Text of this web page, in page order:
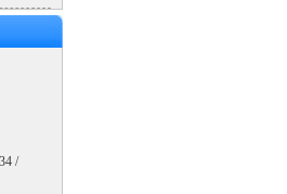
/